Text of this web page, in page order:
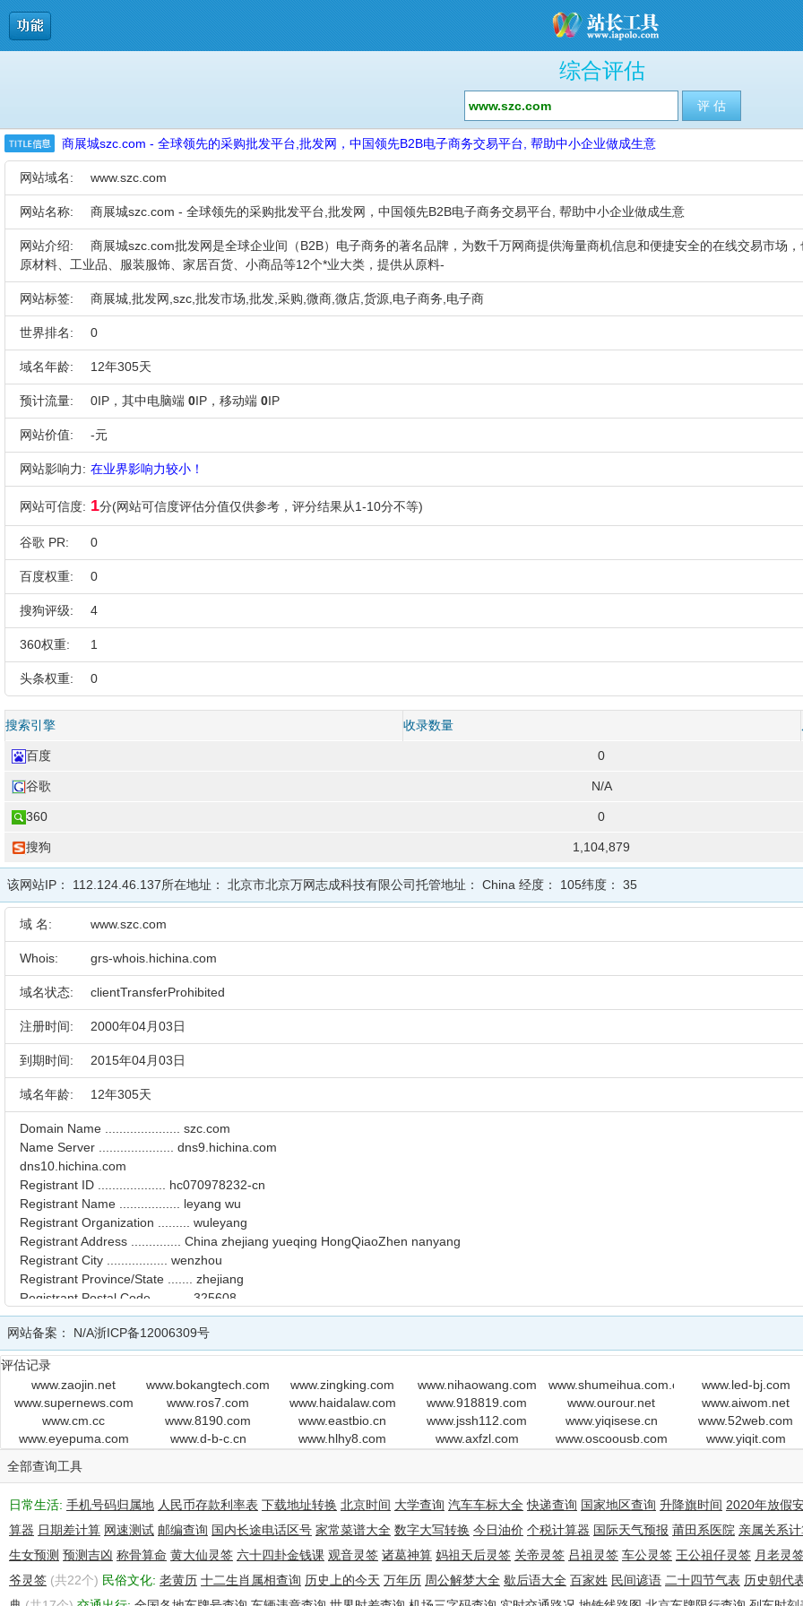
综合评估
商展城szc.com - 全球领先的采购批发平台,批发网，中国领先B2B电子商务交易平台, 帮助中小企业做成生意
网站域名: www.szc.com
网站名称: 商展城szc.com - 全球领先的采购批发平台,批发网，中国领先B2B电子商务交易平台, 帮助中小企业做成生意
网站介绍:
商展城szc.com批发网是全球企业间（B2B）电子商务的著名品牌，为数千万网商提供海量商机信息和便捷安全的在线交易市场
原材料、工业品、服装服饰、家居百货、小商品等12个*业大类，提供从原料-
网站标签: 商展城,批发网,szc,批发市场,批发,采购,微商,微店,货源,电子商务,电子商
世界排名: 0
域名年龄: 12年305天
预计流量: 0IP，其中电脑端 0IP，移动端 0IP
网站价值: -元
网站影响力: 在业界影响力较小！
网站可信度: 1分(网站可信度评估分值仅供参考，评分结果从1-10分不等)
谷歌 PR: 0
百度权重: 0
搜狗评级: 4
360权重: 1
头条权重: 0
搜索引擎 收录数量
百度 0
谷歌 N/A
360 0
搜狗 1,104,879
该网站IP： 112.124.46.137所在地址： 北京市北京万网志成科技有限公司托管地址： China 经度： 105纬度： 35
域 名: www.szc.com
Whois: grs-whois.hichina.com
域名状态: clientTransferProhibited
注册时间: 2000年04月03日
到期时间: 2015年04月03日
域名年龄: 12年305天
Domain Name ..................... szc.com
Name Server ..................... dns9.hichina.com
dns10.hichina.com
Registrant ID ................... hc070978232-cn
Registrant Name ................. leyang wu
Registrant Organization ......... wuleyang
Registrant Address .............. China zhejiang yueqing HongQiaoZhen nanyang
Registrant City ................. wenzhou
Registrant Province/State ....... zhejiang
Registrant Postal Code .......... 325608
Registrant Country Code ......... CN
Registrant Email ................ zjmcb@sina.com
Administrative ID ............... hc774921025-cn
Administrative Name ............. leyang wu
Administrative Organization ..... leyang
Administrative Address .......... China zhejiang yueqing hongqiao nanyang
Administrative City ............. wenzhou
Administrative Province/State ... zhejiang
Administrative Postal Code ...... 325608
Administrative Country Code ..... CN
Administrative Email ............ zjmcb@sina.com
Technical ID .................... hc798766848-cn
Technical Organization .......... wuleyang
Technical Address ............... China zhejiang yueqing hongqiao nanyang
Technical City .................. wenzhou
网站备案： N/A浙ICP备12006309号
评估记录
www.zaojin.net
www.bokangtech.com www.zingking.com www.nihaowang.com www.shumeihua.com.cn www.led-bj.com
www.supernews.com
www.ros7.com www.haidalaw.com www.918819.com www.ourour.net www.aiwom.net
www.cm.cc
www.8190.com www.eastbio.cn www.jssh112.com www.yiqisese.cn www.52web.com
www.eyepuma.com
www.d-b-c.cn www.hlhy8.com www.axfzl.com www.oscoousb.com www.yiqit.com
全部查询工具
日常生活: 手机号码归属地 人民币存款利率表 下载地址转换 北京时间 大学查询 汽车车标大全 快递查询 国家地区查询 升降旗时间 2020年放假
算器 日期差计算 网速测试 邮编查询 国内长途电话区号 家常菜谱大全 数字大写转换 今日油价 个税计算器 国际天气预报 莆田系医院 亲属关系
生女预测 预测吉凶 称骨算命 黄大仙灵签 六十四卦金钱课 观音灵签 诸葛神算 妈祖天后灵签 关帝灵签 吕祖灵签 车公灵签 王公祖仔灵签 月老灵
爷灵签 (共22个) 民俗文化: 老黄历 十二生肖属相查询 历史上的今天 万年历 周公解梦大全 歇后语大全 百家姓 民间谚语 二十四节气表 历史朝代